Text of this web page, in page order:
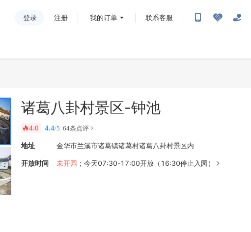
登录 注册 我的订单 联系客服
诸葛八卦村景区-钟池
󰺂4.0 4.4/5 64条点评
地址 金华市兰溪市诸葛镇诸葛村诸葛八卦村景区内
开放时间 未开园 ； 今天07:30-17:00开放（16:30停止入园） 